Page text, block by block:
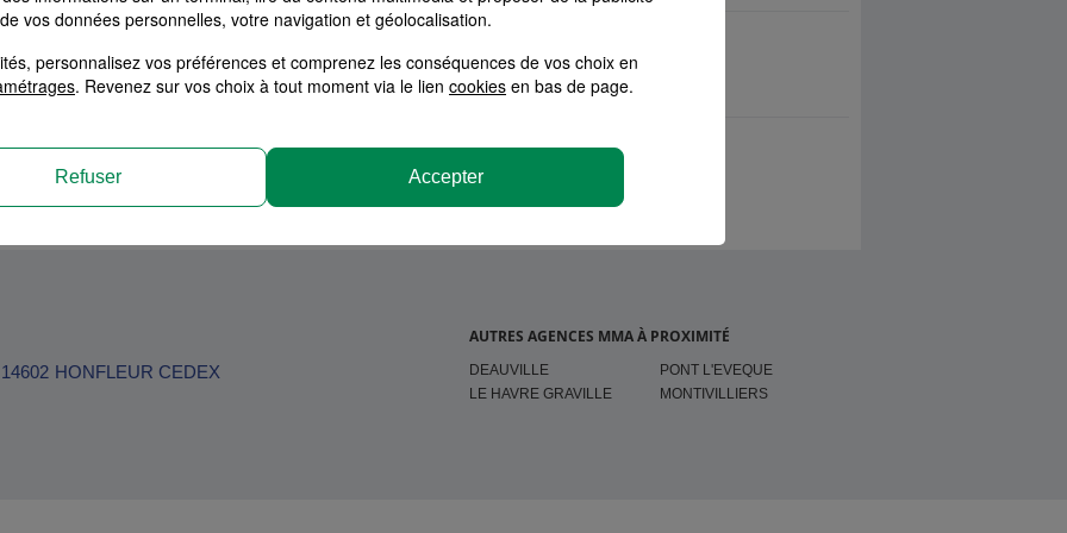
14602 HONFLEUR CEDEX
AUTRES AGENCES MMA À PROXIMITÉ
DEAUVILLE
PONT L'EVEQUE
LE HAVRE GRAVILLE
MONTIVILLIERS
vos données personnelles, votre navigation et géolocalisation.
personnalisez vos préférences et comprenez les conséquences de vos choix en
. Revenez sur vos choix à tout moment via le lien cookies en bas de page.
Refuser Accepter